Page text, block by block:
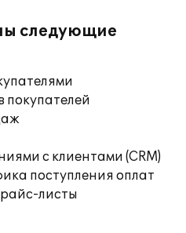
следующие
с клиентами (CRM)
поступления оплат
листы